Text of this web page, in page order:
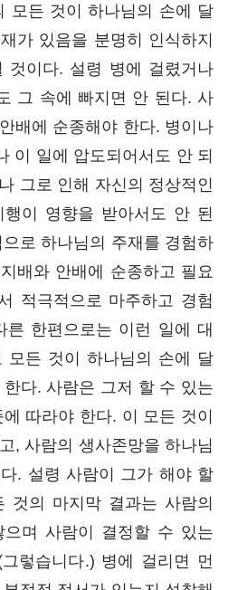
모든 것이 하나님의 손에 달
가 있음을 분명히 인식하지
것이다. 설령 병에 걸렸거나
그 속에 빠지면 안 된다. 사
배에 순종해야 한다. 병이나
이 일에 압도되어서도 안 되
그로 인해 자신의 정상적인
이 영향을 받아서도 안 된
로 하나님의 주재를 경험하
배와 안배에 순종하고 필요
적극적으로 마주하고 경험
른 한편으로는 이런 일에 대
모든 것이 하나님의 손에 달
다. 사람은 그저 할 수 있는
따라야 한다. 이 모든 것이
, 사람의 생사존망을 하나님
. 설령 사람이 그가 해야 할
것의 마지막 결과는 사람의
며 사람이 결정할 수 있는
렇습니다.) 병에 걸리면 먼